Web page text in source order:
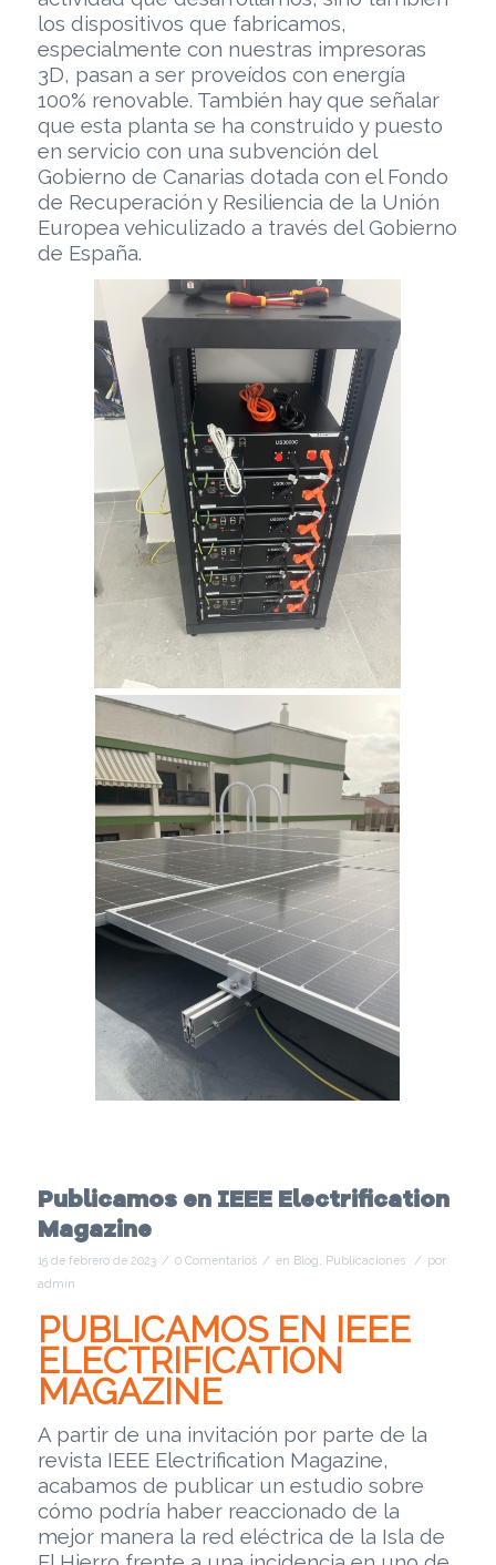
los dispositivos que fabricamos,
especialmente con nuestras impresoras
3D, pasan a ser proveídos con energía
100% renovable. También hay que señalar
que esta planta se ha construido y puesto
en servicio con una subvención del
Gobierno de Canarias dotada con el Fondo
de Recuperación y Resiliencia de la Unión
Europea vehiculizado a través del Gobierno
de España.
Publicamos en IEEE Electrification
Magazine
15 de febrero de 2023 / 0 Comentarios / en Blog, Publicaciones / por
admin
PUBLICAMOS EN IEEE
ELECTRIFICATION
MAGAZINE
A partir de una invitación por parte de la
revista IEEE Electrification Magazine,
acabamos de publicar un estudio sobre
cómo podría haber reaccionado de la
mejor manera la red eléctrica de la Isla de